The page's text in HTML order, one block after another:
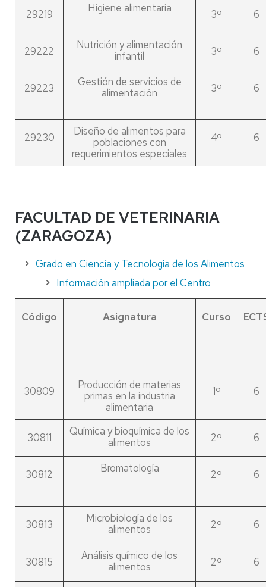
29219 Higiene alimentaria 3º 6
29222
Nutrición y alimentación
infantil
3º 6
29223
Gestión de servicios de
alimentación
3º 6
29230
Diseño de alimentos para
poblaciones con
requerimientos especiales
4º 6
FACULTAD DE VETERINARIA
(ZARAGOZA)
Grado en Ciencia y Tecnología de los Alimentos
Información ampliada por el Centro
Código Asignatura Curso
30809
Producción de materias
primas en la industria
alimentaria
1º 6
30811
Química y bioquímica de los
alimentos
2º 6
30812 Bromatología 2º 6
30813
Microbiología de los
alimentos
2º 6
30815
Análisis químico de los
alimentos
2º 6